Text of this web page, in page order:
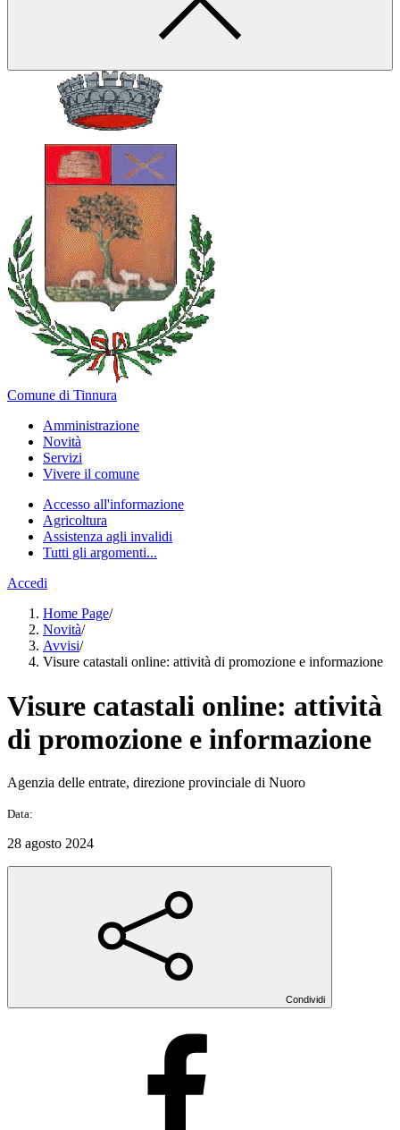
Comune di Tinnura
Amministrazione
Novità
Servizi
Vivere il comune
Accesso all'informazione
Agricoltura
Assistenza agli invalidi
Tutti gli argomenti...
Accedi
Home Page/
Novità/
Avvisi/
Visure catastali online: attività di promozione e informazione
Visure catastali online: attività
di promozione e informazione
Agenzia delle entrate, direzione provinciale di Nuoro
Data:
28 agosto 2024
Condividi